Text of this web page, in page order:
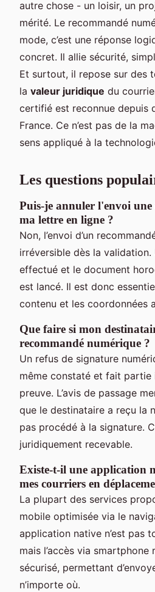
autre chose - un loisir, un
mérité. Le recommandé
mode, c’est une réponse
concret. Il allie sécurité,
Et surtout, il repose sur des
la valeur juridique du
certifié est reconnue depuis
France. Ce n’est pas de la
sens appliqué à la
Les questions
Puis-je annuler l'envoi
ma lettre en ligne ?
Non, l’envoi d’un
irréversible dès la
effectué et le document
est lancé. Il est donc
contenu et les coordonnées
Que faire si mon
recommandé numérique ?
Un refus de signature
même constaté et fait partie
preuve. L’avis de passage
que le destinataire a reçu la
pas procédé à la signature.
juridiquement recevable.
Existe-t-il une application
mes courriers en
La plupart des services
mobile optimisée via le
application native n’est pas
mais l’accès via smartphone
sécurisé, permettant
n’importe où.